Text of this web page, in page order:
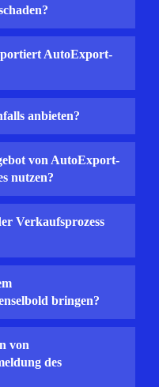
AutoExport-
anbieten?
von AutoExport-
nutzen?
Verkaufsprozess
bringen?
von
des